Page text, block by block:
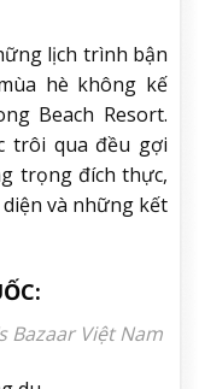
lịch trình bận
hè không kế
Beach Resort.
trôi qua đều gợi
trọng đích thực,
và những kết
Bazaar Việt Nam